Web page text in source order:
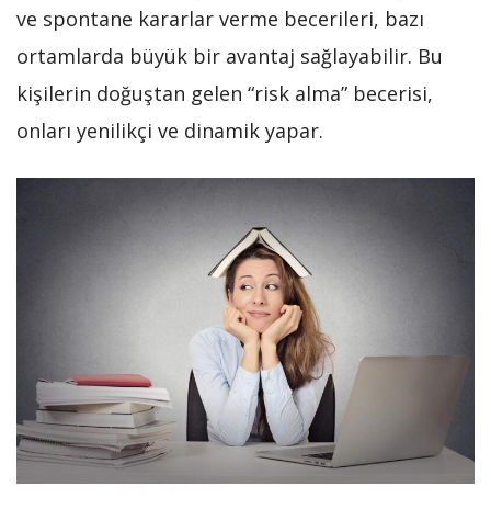
ve spontane kararlar verme becerileri, bazı
ortamlarda büyük bir avantaj sağlayabilir. Bu
kişilerin doğuştan gelen “risk alma” becerisi,
onları yenilikçi ve dinamik yapar.